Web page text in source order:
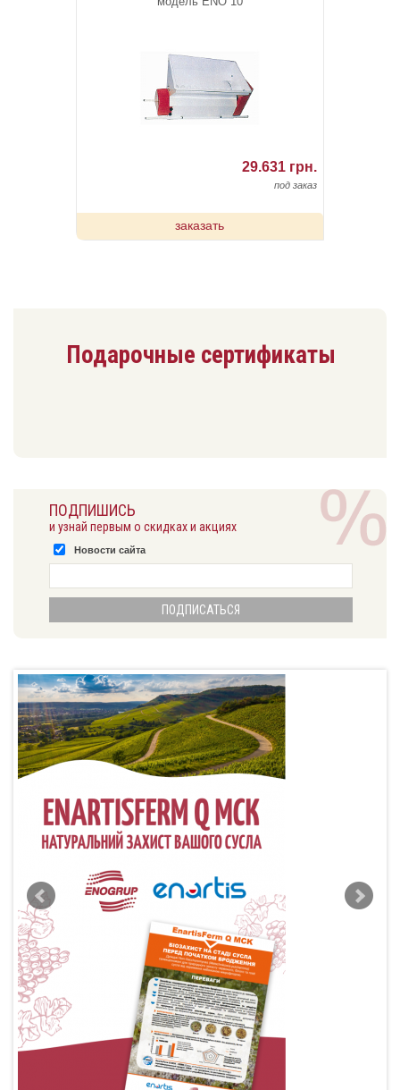
29.631 грн.
под заказ
заказать
Подарочные сертификаты
ПОДПИШИСЬ
и узнай первым о скидках и акциях
Новости сайта